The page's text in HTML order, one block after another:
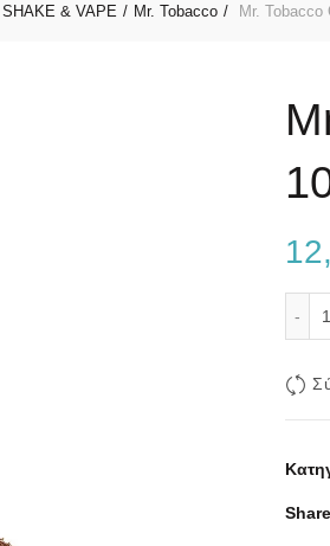
SHAKE & VAPE Mr. Tobacco Mr. Tobacco
Share